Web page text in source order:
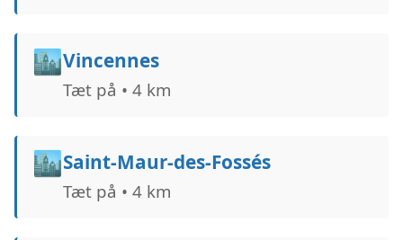
🏙️Vincennes
Tæt på • 4 km
🏙️Saint-Maur-des-Fossés
Tæt på • 4 km